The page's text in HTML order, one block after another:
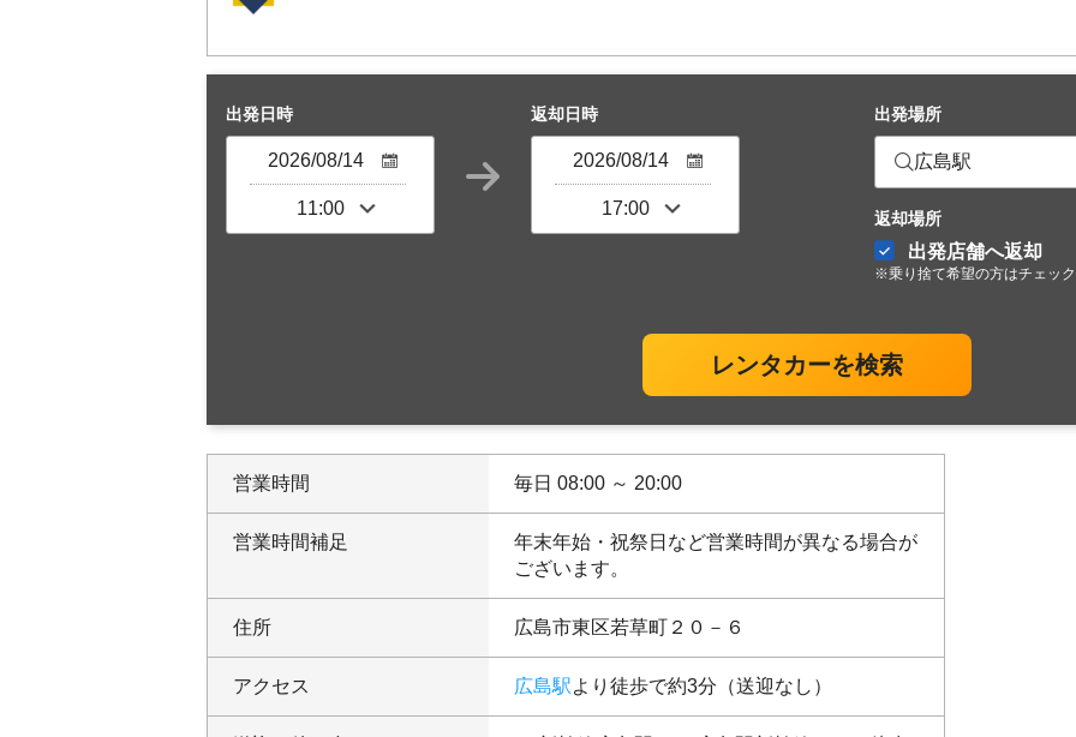
出発日時 返却日時 出発場所
広島駅
返却場所
出発店舗へ返却
※乗り捨て希望の方はチェッ
レンタカーを検索
営業時間 毎日 08:00 ～ 20:00
営業時間補足
年末年始・祝祭日など営業時間が異なる場合が
ございます。
住所 広島市東区若草町２０－６
アクセス 広島駅より徒歩で約3分（送迎なし）